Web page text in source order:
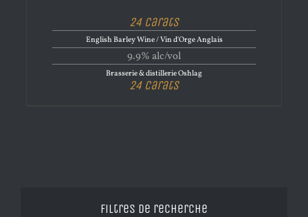
24 Carats
English Barley Wine / Vin d'Orge Anglais
9.9% alc/vol
Brasserie & distillerie Oshlag
24 Carats
Filtres de recherche